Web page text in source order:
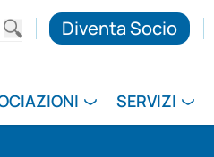
Diventa Socio
SERVIZI